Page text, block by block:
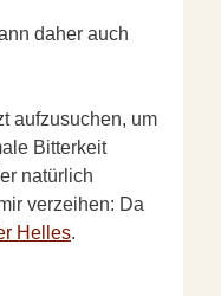
daher auch
aufzusuchen, um
Bitterkeit
natürlich
verzeihen: Da
Helles.